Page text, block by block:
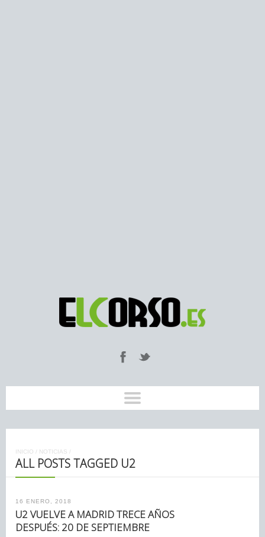
INICIO / NOTICIAS /
ALL POSTS TAGGED U2
16 ENERO, 2018
U2 VUELVE A MADRID TRECE AÑOS
DESPUÉS: 20 DE SEPTIEMBRE